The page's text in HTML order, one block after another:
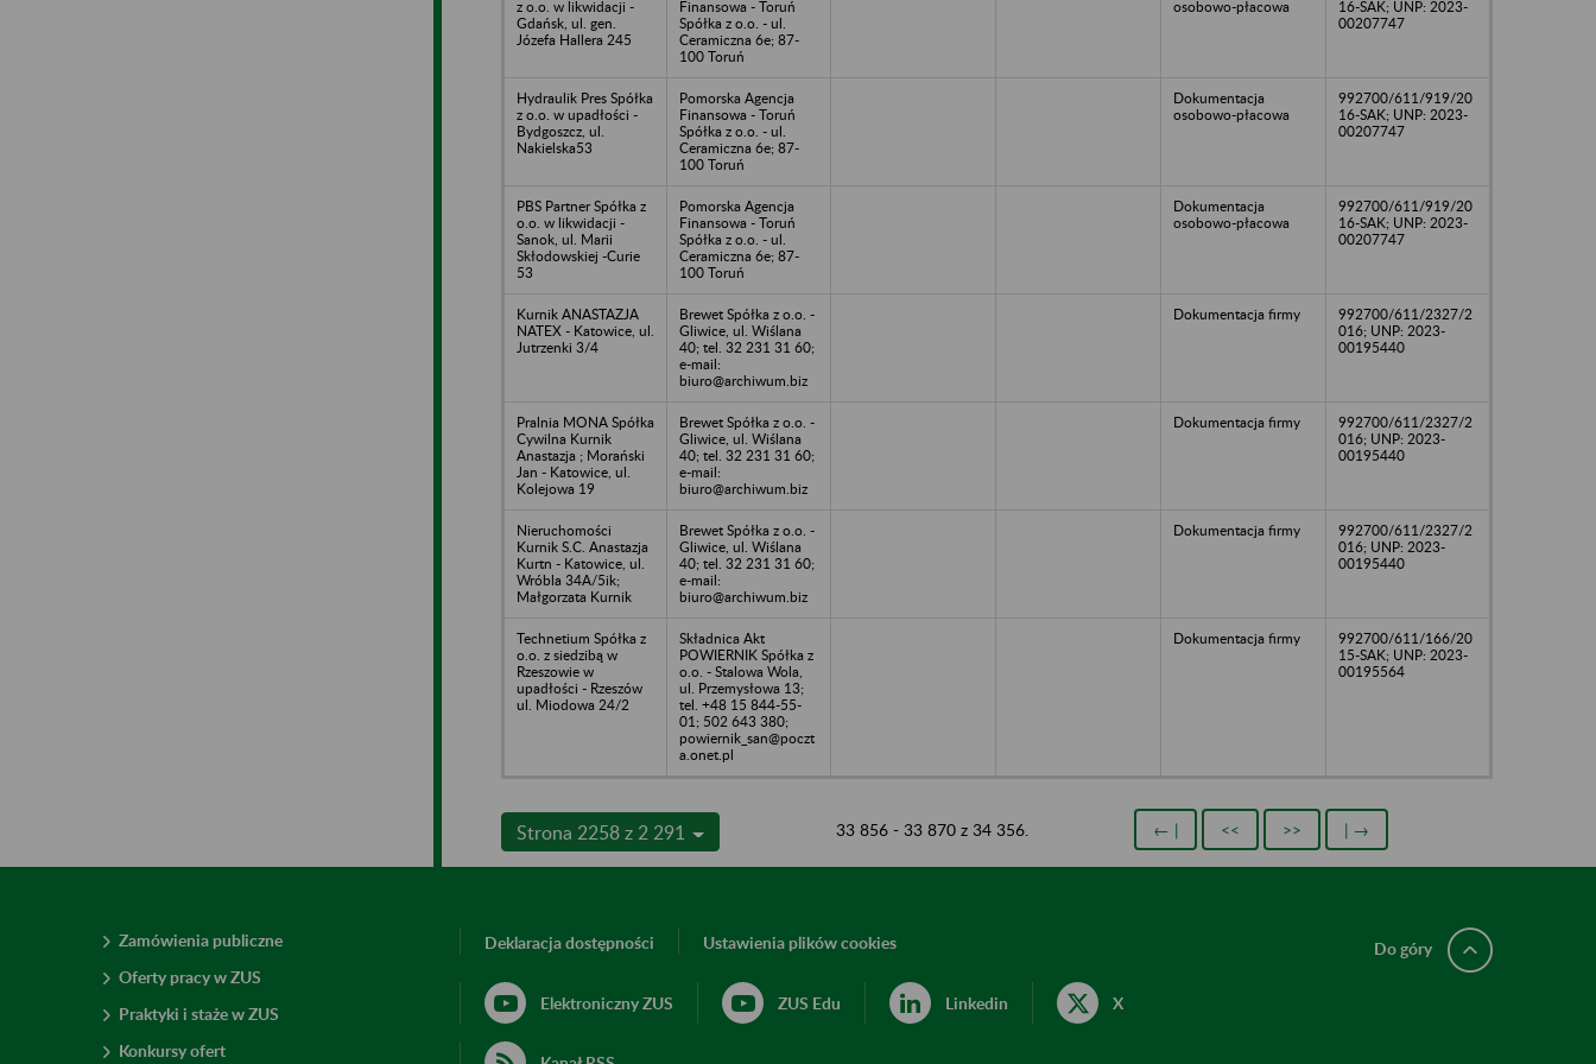
z o.o. w likwidacji -
Gdańsk, ul. gen.
Józefa Hallera 245
Finansowa - Toruń
Spółka z o.o. - ul.
Ceramiczna 6e; 87-
100 Toruń
osobowo-płacowa
16-SAK; UNP: 2023-
00207747
Hydraulik Pres Spółka
z o.o. w upadłości -
Bydgoszcz, ul.
Nakielska53
Pomorska Agencja
Finansowa - Toruń
Spółka z o.o. - ul.
Ceramiczna 6e; 87-
100 Toruń
Dokumentacja
osobowo-płacowa
992700/611/919/20
16-SAK; UNP: 2023-
00207747
PBS Partner Spółka z
o.o. w likwidacji -
Sanok, ul. Marii
Skłodowskiej -Curie
53
Pomorska Agencja
Finansowa - Toruń
Spółka z o.o. - ul.
Ceramiczna 6e; 87-
100 Toruń
Dokumentacja
osobowo-płacowa
992700/611/919/20
16-SAK; UNP: 2023-
00207747
Kurnik ANASTAZJA
NATEX - Katowice, ul.
Jutrzenki 3/4
Brewet Spółka z o.o. -
Gliwice, ul. Wiślana
40; tel. 32 231 31 60;
e-mail:
biuro@archiwum.biz
Dokumentacja firmy
992700/611/2327/2
016; UNP: 2023-
00195440
Pralnia MONA Spółka
Cywilna Kurnik
Anastazja ; Morański
Jan - Katowice, ul.
Kolejowa 19
Brewet Spółka z o.o. -
Gliwice, ul. Wiślana
40; tel. 32 231 31 60;
e-mail:
biuro@archiwum.biz
Dokumentacja firmy
992700/611/2327/2
016; UNP: 2023-
00195440
Nieruchomości
Kurnik S.C. Anastazja
Kurtn - Katowice, ul.
Wróbla 34A/5ik;
Małgorzata Kurnik
Brewet Spółka z o.o. -
Gliwice, ul. Wiślana
40; tel. 32 231 31 60;
e-mail:
biuro@archiwum.biz
Dokumentacja firmy
992700/611/2327/2
016; UNP: 2023-
00195440
Technetium Spółka z
o.o. z siedzibą w
Rzeszowie w
upadłości - Rzeszów
ul. Miodowa 24/2
Składnica Akt
POWIERNIK Spółka z
o.o. - Stalowa Wola,
ul. Przemysłowa 13;
tel. +48 15 844-55-
01; 502 643 380;
powiernik_san@poczt
a.onet.pl
Dokumentacja firmy
992700/611/166/20
15-SAK; UNP: 2023-
00195564
Strona 2258 z 2 291 33 856 - 33 870 z 34 356. ← | << >> | →
Zamówienia publiczne
Oferty pracy w ZUS
Praktyki i staże w ZUS
Konkursy ofert
Deklaracja dostępności Ustawienia plików cookies
Elektroniczny ZUS ZUS Edu Linkedin X
Do góry